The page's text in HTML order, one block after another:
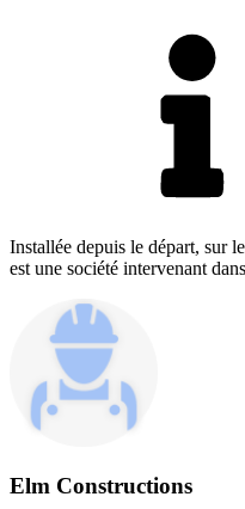
Installée depuis le départ, sur
est une société intervenant
Elm Constructions